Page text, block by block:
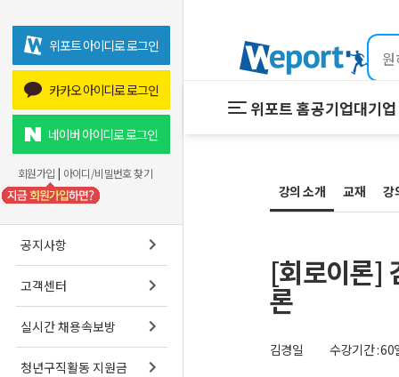
위포트 아이디로 로그인
카카오 아이디로 로그인
네이버 아이디로 로그인
회원가입 | 아이디/비밀번호 찾기
공지사항
고객센터
실시간 채용속보방
청년구직활동 지원금
위포트 홈공기업대기
프리패스
스마트학
강의 소개 교재 강
[회로이론]
론
김경일 수강기간 : 60